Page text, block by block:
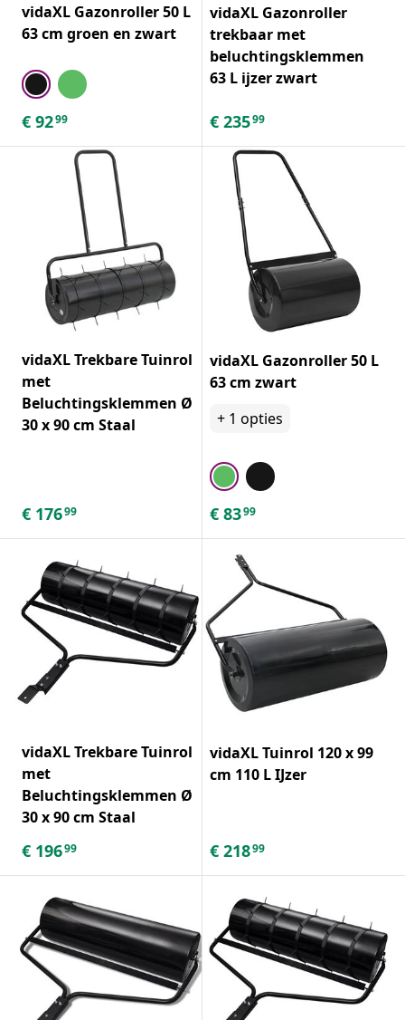
vidaXL Gazonroller 50 L
63 cm groen en zwart
€ 9299
vidaXL Gazonroller
trekbaar met
beluchtingsklemmen
63 L ijzer zwart
€ 23599
vidaXL Trekbare Tuinrol
met
Beluchtingsklemmen Ø
30 x 90 cm Staal
€ 17699
vidaXL Gazonroller 50 L
63 cm zwart
+ 1 opties
€ 8399
vidaXL Trekbare Tuinrol
met
Beluchtingsklemmen Ø
30 x 90 cm Staal
€ 19699
vidaXL Tuinrol 120 x 99
cm 110 L IJzer
€ 21899